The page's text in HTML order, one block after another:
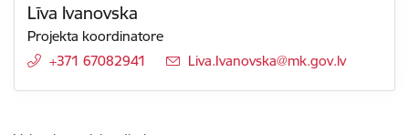
Līva Ivanovska
Projekta koordinatore
+371 67082941
E-pasts:
Liva.Ivanovska@mk.gov.lv